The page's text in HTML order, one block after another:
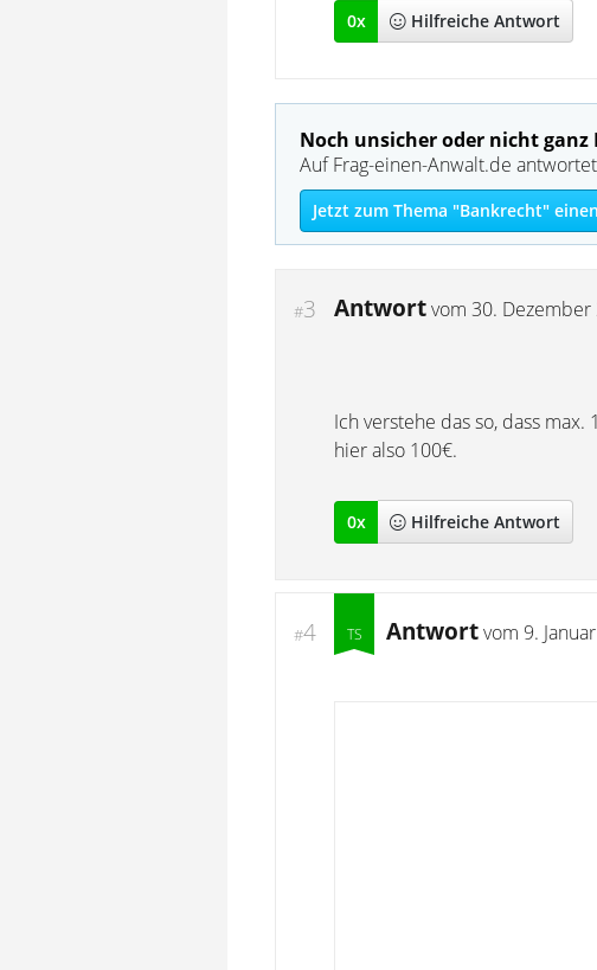
0x Hilfreiche Antwort
Noch unsicher oder nicht ganz
Auf Frag-einen-Anwalt.de
Jetzt zum Thema "Bankrecht"
#3 Antwortvom 30.
Ich verstehe das so, dass
hier also 100€.
0x Hilfreiche Antwort
#4 Antwortvom 9.